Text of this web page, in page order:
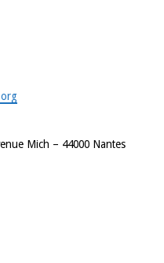
Mich – 44000 Nantes